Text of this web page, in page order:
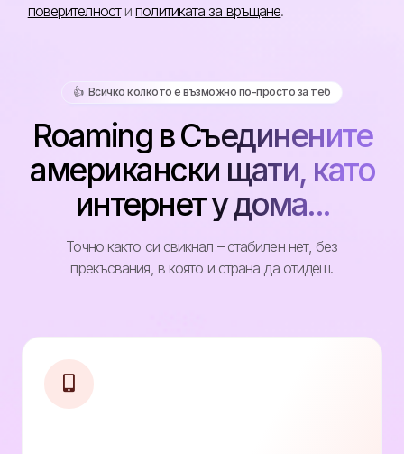
поверителностиполитиката за връщане.
👍️ Всичко колкото е възможно по-просто за теб
Roaming в Съединените
американски щати, като
интернет у дома...
Точно както си свикнал – стабилен нет, без
прекъсвания, в която и страна да отидеш.